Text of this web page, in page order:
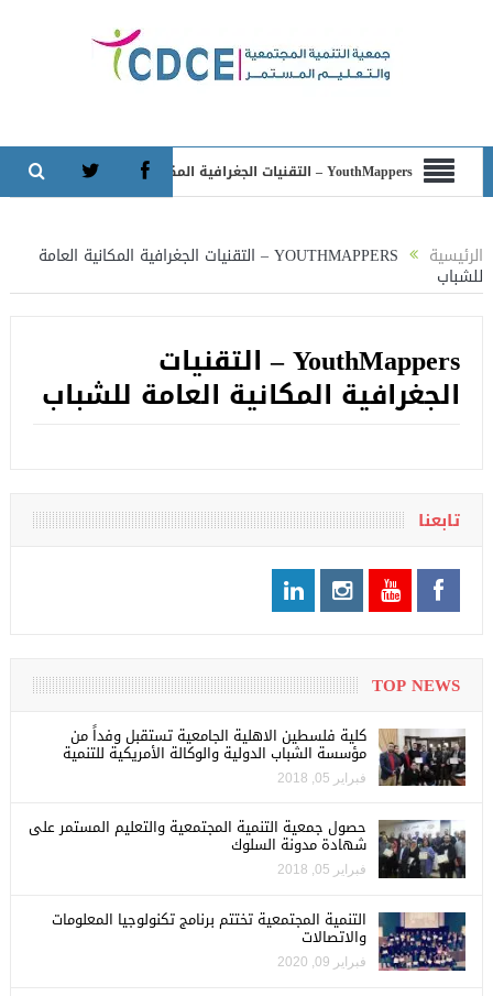
YouthMappers – التقنيات الجغرافية المكانية العامة للشباب
الرئيسية YOUTHMAPPERS – التقنيات الجغرافية المكانية العامة
للشباب
YouthMappers – التقنيات
الجغرافية المكانية العامة للشباب
تابعنا
TOP NEWS
كلية فلسطين الاهلية الجامعية تستقبل وفداً من
مؤسسة الشباب الدولية والوكالة الأمريكية للتنمية
فبراير 05, 2018
حصول جمعية التنمية المجتمعية والتعليم المستمر على
شهادة مدونة السلوك
فبراير 05, 2018
التنمية المجتمعية تختتم برنامج تكنولوجيا المعلومات
والاتصالات
فبراير 09, 2020